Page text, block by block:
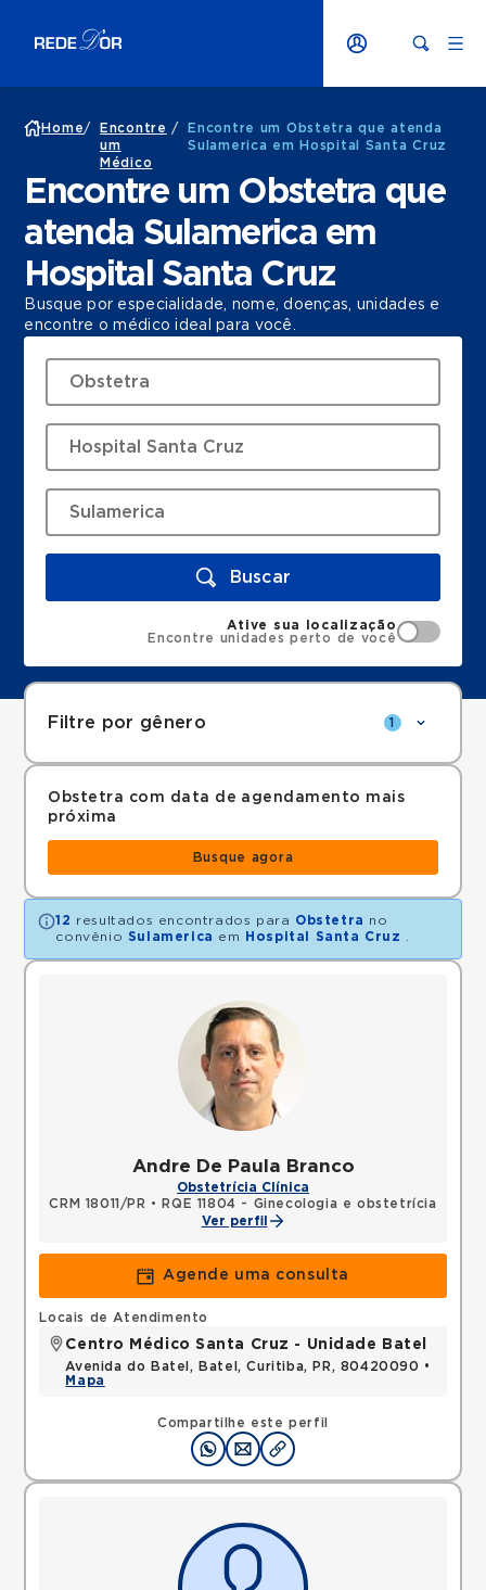
Home/
Encontre
um
Médico
/
Encontre um Obstetra que atenda
Sulamerica em Hospital Santa Cruz
Encontre um Obstetra que
atenda Sulamerica em
Hospital Santa Cruz
Busque por especialidade, nome, doenças, unidades e
encontre o médico ideal para você.
Buscar
Ative sua localização
Encontre unidades perto de você
Filtre por gênero 1
Obstetra com data de agendamento mais
próxima
Busque agora
12 resultados encontrados para Obstetra no
convênio Sulamerica em Hospital Santa Cruz
Andre De Paula Branco
Obstetrícia Clínica
CRM 18011/PR •
RQE 11804 - Ginecologia e obstetrícia
Ver perfil
Agende uma consulta
Compartilhe este perfil
Locais de Atendimento
Centro Médico Santa Cruz - Unidade Batel
Avenida do Batel, Batel, Curitiba, PR, 80420090 •
Mapa